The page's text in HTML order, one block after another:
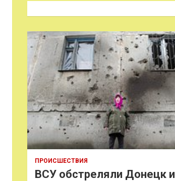
к
ПРОИСШЕСТВИЯ
ВСУ обстреляли Донецк и